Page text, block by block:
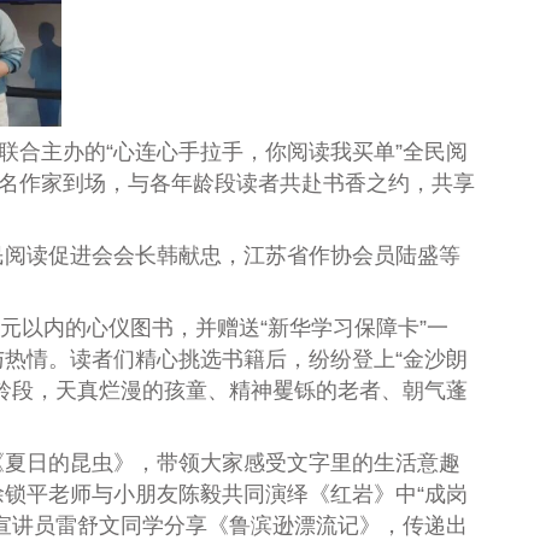
主办的“心连心手拉手，你阅读我买单”全民阅
作家到场，与各年龄段读者共赴书香之约，共享
促进会会长韩献忠，江苏省作协会员陆盛等
内的心仪图书，并赠送“新华学习保障卡”一
情。读者们精心挑选书籍后，纷纷登上“金沙朗
，天真烂漫的孩童、精神矍铄的老者、朝气蓬
的昆虫》，带领大家感受文字里的生活意趣
平老师与小朋友陈毅共同演绎《红岩》中“成岗
员雷舒文同学分享《鲁滨逊漂流记》，传递出